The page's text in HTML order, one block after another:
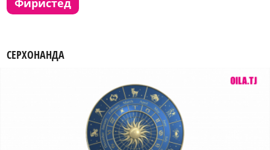
фиристед
СЕРХОНАНДА